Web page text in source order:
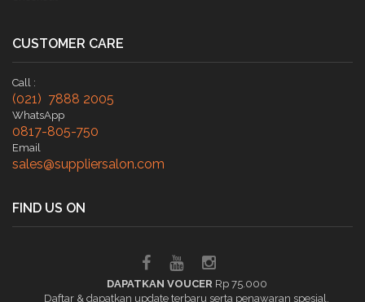
CUSTOMER CARE
Call :
(021) 7888 2005
WhatsApp
0817-805-750
Email
sales@suppliersalon.com
FIND US ON
DAPATKAN VOUCER Rp 75.000
Daftar & dapatkan update terbaru serta penawaran spesial.